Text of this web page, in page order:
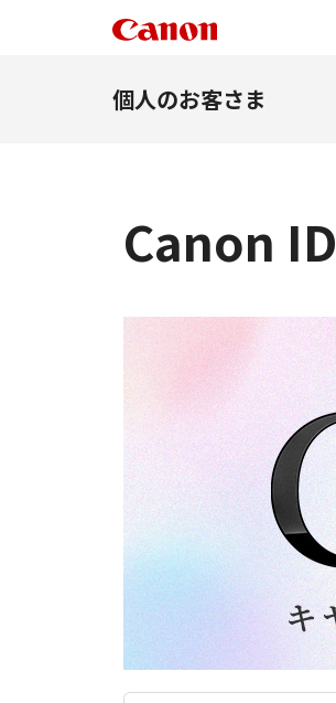
個人のお客さま
Canon ID